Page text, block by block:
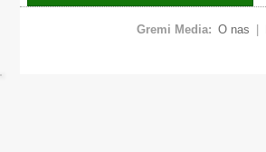
Gremi Media: O nas